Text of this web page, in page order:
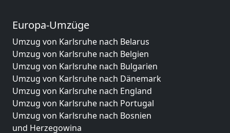
Europa-Umzüge
Umzug von Karlsruhe nach Belarus
Umzug von Karlsruhe nach Belgien
Umzug von Karlsruhe nach Bulgarien
Umzug von Karlsruhe nach Dänemark
Umzug von Karlsruhe nach England
Umzug von Karlsruhe nach Portugal
Umzug von Karlsruhe nach Bosnien
und Herzegowina